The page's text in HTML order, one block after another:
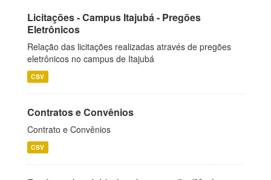
Licitações - Campus Itajubá - Pregões
Eletrônicos
Relação das licitações realizadas através de pregões
eletrônicos no campus de Itajubá
CSV
Contratos e Convênios
Contrato e Convênios
CSV